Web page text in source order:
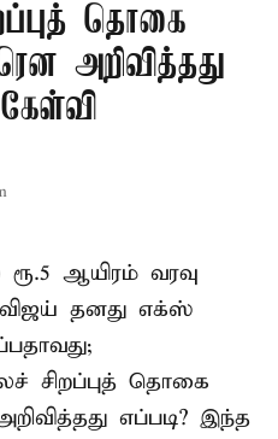
தொகை
அறிவித்தது
ஆயிரம் வரவு
விஜய் தனது எக்ஸ்
சிறப்புத் தொகை
எப்படி? இந்த